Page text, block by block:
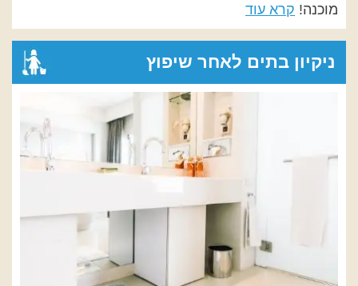
מוכנה! קרא עוד
ניקיון בתים לאחר שיפוץ